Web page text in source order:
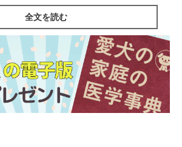
全文を読む